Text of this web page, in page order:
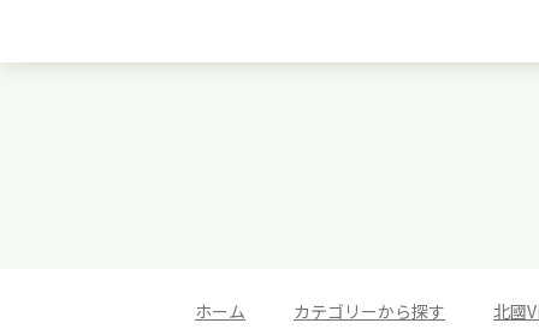
ホーム カテゴリーから探す 北國